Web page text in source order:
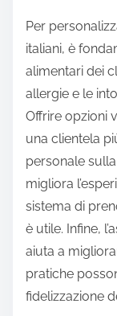
Per
italiani, è
alimentari dei
allergie e le
Offrire opzioni
una clientela
personale
migliora
sistema di
è utile. Infine,
aiuta a
pratiche
fidelizzazione